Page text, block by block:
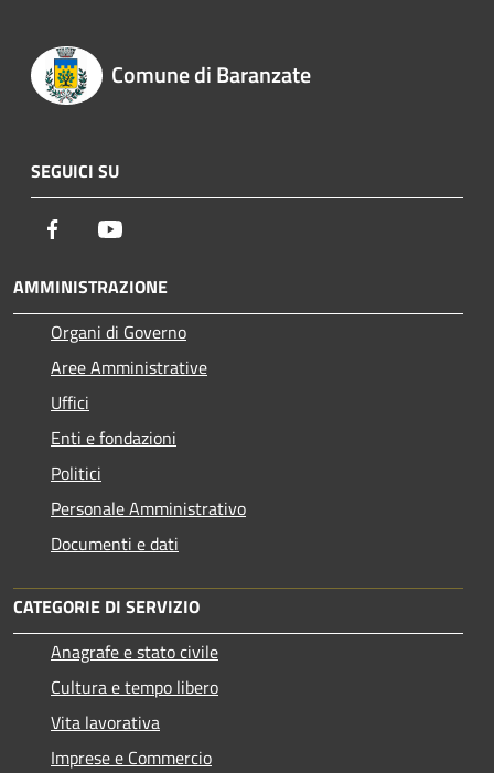
Comune di Baranzate
SEGUICI SU
Facebook
AMMINISTRAZIONE
Organi di Governo
Aree Amministrative
Uffici
Enti e fondazioni
Politici
Personale Amministrativo
Documenti e dati
CATEGORIE DI SERVIZIO
Anagrafe e stato civile
Cultura e tempo libero
Vita lavorativa
Imprese e Commercio